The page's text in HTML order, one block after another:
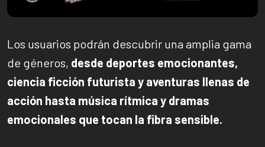
Los usuarios podrán descubrir una amplia gama
de géneros, desde deportes emocionantes,
ciencia ficción futurista y aventuras llenas de
acción hasta música rítmica y dramas
emocionales que tocan la fibra sensible.